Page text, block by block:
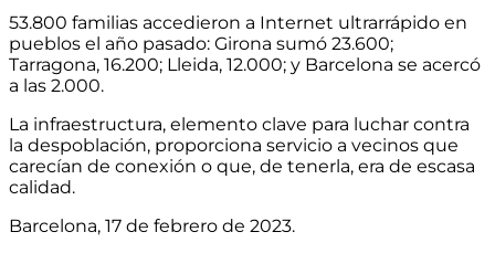
53.800 familias accedieron a Internet ultrarrápido en
pueblos el año pasado: Girona sumó 23.600;
Tarragona, 16.200; Lleida, 12.000; y Barcelona se acercó
a las 2.000.
La infraestructura, elemento clave para luchar contra
la despoblación, proporciona servicio a vecinos que
carecían de conexión o que, de tenerla, era de escasa
calidad.
Barcelona, 17 de febrero de 2023.